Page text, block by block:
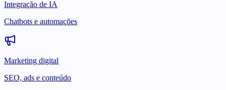
Integração de IA
Chatbots e automações
Marketing digital
SEO, ads e conteúdo